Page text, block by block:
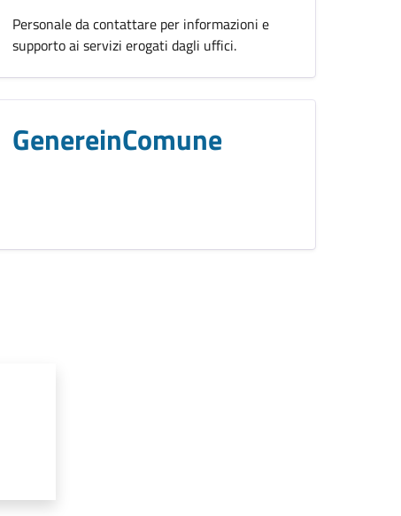
Personale da contattare per informazioni e
supporto ai servizi erogati dagli uffici.
GenereinComune